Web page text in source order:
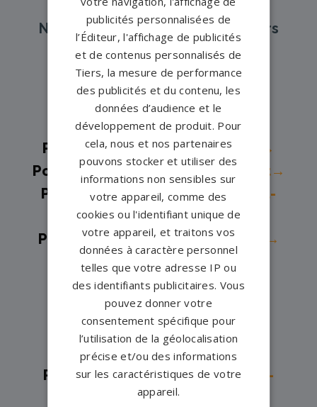
Nos pompes funèbres et marbriers
partenaires à proximité
Pompes funèbres - Bonneuil-
Matours→
Pompes funèbres -Buxerolles→
Pompes funèbres - Châtellerault→
Pompes funèbres - Dangé-Saint-
Romain→
Pompes funèbres -Jaunay Clan→
Pompes funèbres -Latillé→
Pompes funèbres -Lusignan→
Pompes funèbres -Lussac-les-
Châteaux→
Pompes funèbres -Mirebeau→
Pompes funèbres -Neuville-de-
Poitou→
publicités personnalisées de
l’Éditeur, l'affichage de publicités
et de contenus personnalisés de
Tiers, la mesure de performance
des publicités et du contenu, les
données d’audience et le
développement de produit. Pour
cela, nous et nos partenaires
pouvons stocker et utiliser des
informations non sensibles sur
votre appareil, comme des
cookies ou l'identifiant unique de
votre appareil, et traitons vos
données à caractère personnel
telles que votre adresse IP ou
des identifiants publicitaires. Vous
pouvez donner votre
consentement spécifique pour
l’utilisation de la géolocalisation
précise et/ou des informations
sur les caractéristiques de votre
appareil.